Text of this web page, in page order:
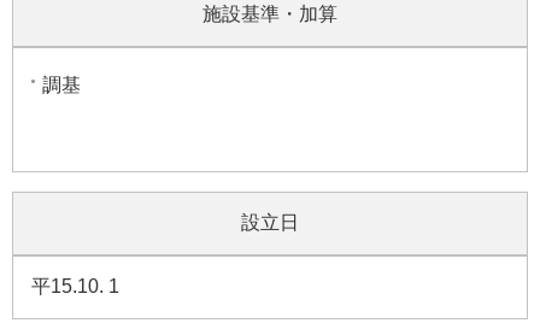
施設基準・加算
調基
設立日
平15.10. 1